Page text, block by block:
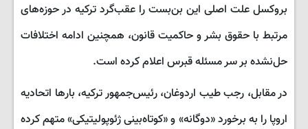
بروکسل علت اصلی این بن‌بست را عقب‌گرد ترکیه در حوزه‌های
مرتبط با حقوق بشر و حاکمیت قانون، همچنین ادامه اختلافات
حل‌نشده بر سر مسئله قبرس اعلام کرده است.
در مقابل، رجب طیب اردوغان، رئیس‌جمهور ترکیه، بارها اتحادیه
اروپا را به برخورد «دوگانه» و «کوتاه‌بینی ژئوپولیتیکی» متهم کرده